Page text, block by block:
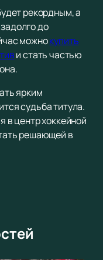
рекордным, а
до
можнокупить
и стать частью
ярким
судьба титула.
в центр хоккейной
решающей в